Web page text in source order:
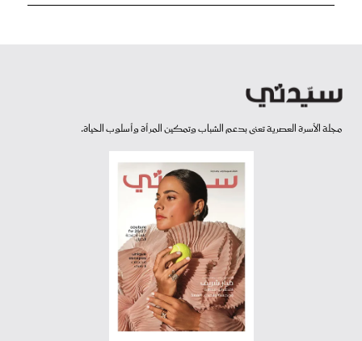
مجلة الأسرة العصرية تعنى بدعم الشباب وتمكين المرأة وأسلوب الحياة.